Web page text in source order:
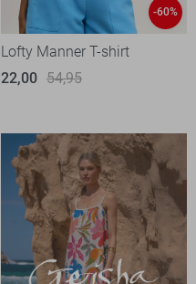
-60%
Lofty Manner T-shirt
22,00 54,95